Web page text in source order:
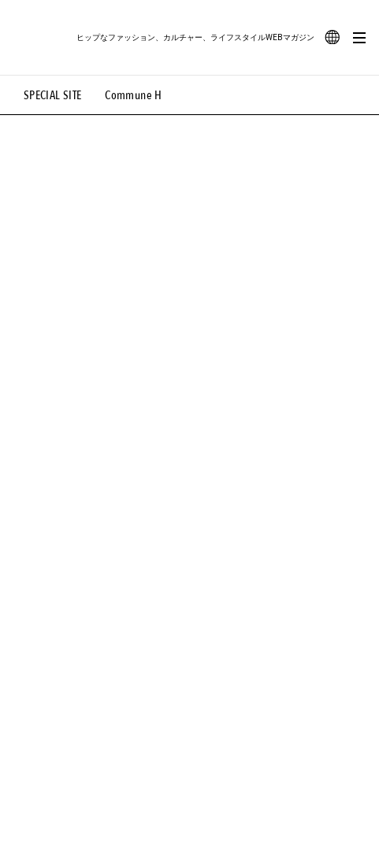
SPECIAL SITE Commune H
ヒップなファッション、カルチャー、ライフスタイルWEBマガジン
#路地裏てぃーん。 #MONTHLY JOURNAL
#MOVIE #LIFESTYLE #SNEAKER #OUTDOOR